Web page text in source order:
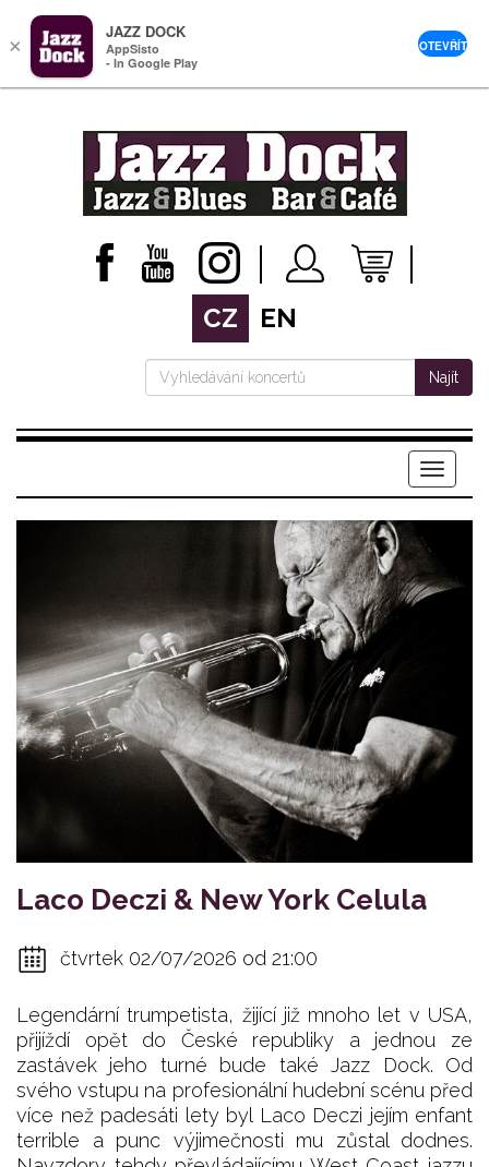
CZ EN
Najít
Menu
Laco Deczi & New York Celula
čtvrtek 02/07/2026 od 21:00
Legendární trumpetista, žijící již mnoho let v USA,
přijíždí opět do České republiky a jednou ze
zastávek jeho turné bude také Jazz Dock. Od
svého vstupu na profesionální hudební scénu před
více než padesáti lety byl Laco Deczi jejím enfant
terrible a punc výjimečnosti mu zůstal dodnes.
×
JAZZ DOCK
AppSisto
- In Google Play
OTEVŘÍT